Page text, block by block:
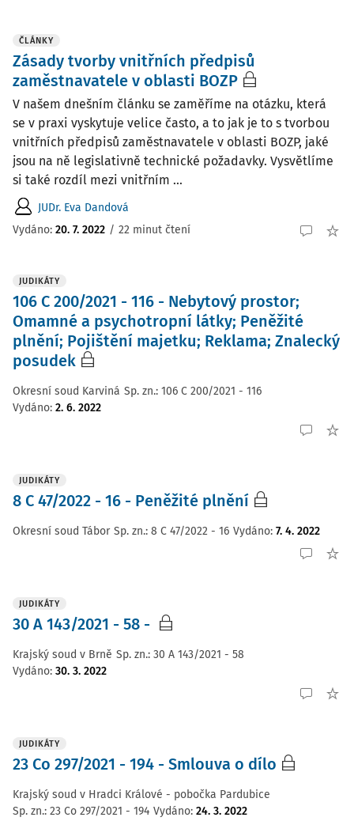
ČLÁNKY
Zásady tvorby vnitřních předpisů
zaměstnavatele v oblasti BOZP
V našem dnešním článku se zaměříme na otázku, která
se v praxi vyskytuje velice často, a to jak je to s tvorbou
vnitřních předpisů zaměstnavatele v oblasti BOZP, jaké
jsou na ně legislativně technické požadavky. Vysvětlíme
si také rozdíl mezi vnitřním ...
JUDr. Eva Dandová
Vydáno: 20. 7. 2022 / 22 minut čtení
JUDIKÁTY
106 C 200/2021 - 116 - Nebytový prostor;
Omamné a psychotropní látky; Peněžité
plnění; Pojištění majetku; Reklama; Znalecký
posudek
Okresní soud Karviná Sp. zn.: 106 C 200/2021 - 116
Vydáno: 2. 6. 2022
JUDIKÁTY
8 C 47/2022 - 16 - Peněžité plnění
Okresní soud Tábor Sp. zn.: 8 C 47/2022 - 16 Vydáno: 7. 4. 2022
JUDIKÁTY
30 A 143/2021 - 58 -
Krajský soud v Brně Sp. zn.: 30 A 143/2021 - 58
Vydáno: 30. 3. 2022
JUDIKÁTY
23 Co 297/2021 - 194 - Smlouva o dílo
Krajský soud v Hradci Králové - pobočka Pardubice
Sp. zn.: 23 Co 297/2021 - 194 Vydáno: 24. 3. 2022